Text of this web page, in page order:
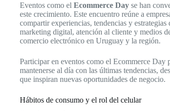
Eventos como el Ecommerce Day se han
este crecimiento. Este encuentro reúne a
compartir experiencias, tendencias y
marketing digital, atención al cliente y medios
comercio electrónico en Uruguay y la región.
Participar en eventos como el Ecommerce Day
mantenerse al día con las últimas tendencias,
que inspiran nuevas oportunidades de negocio.
Hábitos de consumo y el rol del celular